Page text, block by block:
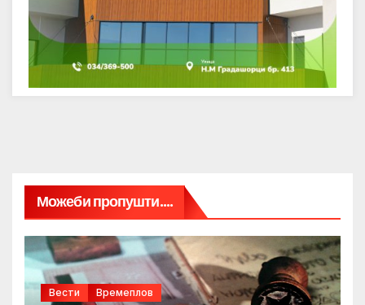
Можеби пропушти....
Вести Времеплов